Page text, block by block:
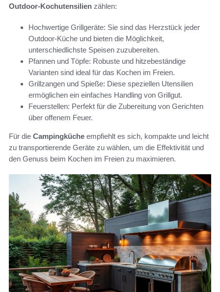
Outdoor-Kochutensilien zählen:
Hochwertige Grillgeräte: Sie sind das Herzstück jeder
Outdoor-Küche und bieten die Möglichkeit,
unterschiedlichste Speisen zuzubereiten.
Pfannen und Töpfe: Robuste und hitzebeständige
Varianten sind ideal für das Kochen im Freien.
Grillzangen und Spieße: Diese speziellen Utensilien
ermöglichen ein einfaches Handling von Grillgut.
Feuerstellen: Perfekt für die Zubereitung von Gerichten
über offenem Feuer.
Für die Campingküche empfiehlt es sich, kompakte und leicht
zu transportierende Geräte zu wählen, um die Effektivität und
den Genuss beim Kochen im Freien zu maximieren.